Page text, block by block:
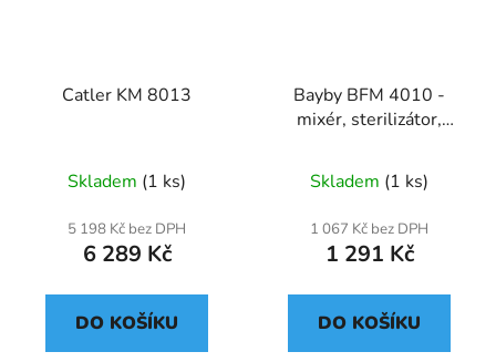
Catler KM 8013
Skladem (1 ks)
5 198 Kč bez DPH
6 289 Kč
DO KOŠÍKU
Bayby BFM 4010 -
mixér, sterilizátor,
Skladem (1 ks)
1 067 Kč bez DPH
1 291 Kč
DO KOŠÍKU